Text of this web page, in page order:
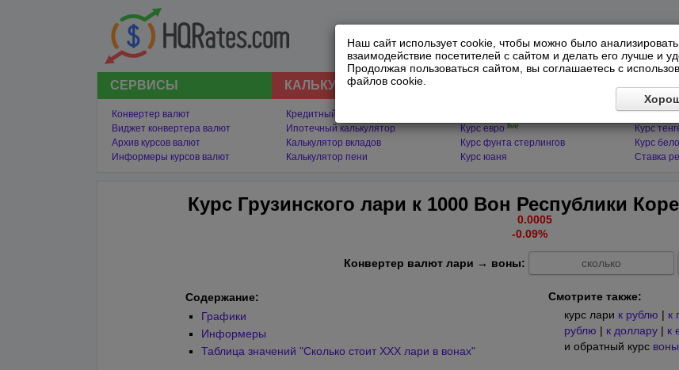
Наш сайт использует cookie, чтобы можно было анализировать
взаимодействие посетителей с сайтом и делать его лучше и
Продолжая пользоваться сайтом, вы соглашаетесь с
файлов cookie.
СЕРВИСЫ
Конвертер валют
Виджет конвертера валют
Архив курсов валют
Информеры курсов валют
КАЛЬКУЛЯТОРЫ
Кредитный калькулятор
Ипотечный калькулятор
Калькулятор вкладов
Калькулятор пени
Курс евро live
Курс фунта стерлингов
Курс юаня
Курс
Курс
Курс
Ставка
Курс Грузинского лари к 1000 Вон Республики
0.0005
-0.09%
Конвертер валют лари → воны:
Содержание:
Графики
Информеры
Таблица значений "Сколько стоит XXX лари в вонах"
Смотрите также:
курс лари к рублю | к
рублю | к доллару | к
и обратный курс